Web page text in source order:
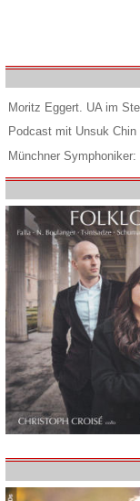
Moritz Eggert. UA im
Podcast mit Unsuk
Münchner